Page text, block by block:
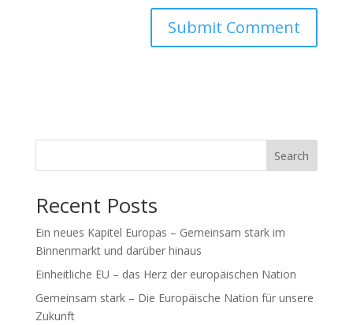
Search
Recent Posts
Ein neues Kapitel Europas – Gemeinsam stark im
Binnenmarkt und darüber hinaus
Einheitliche EU – das Herz der europäischen Nation
Gemeinsam stark – Die Europäische Nation für unsere
Zukunft